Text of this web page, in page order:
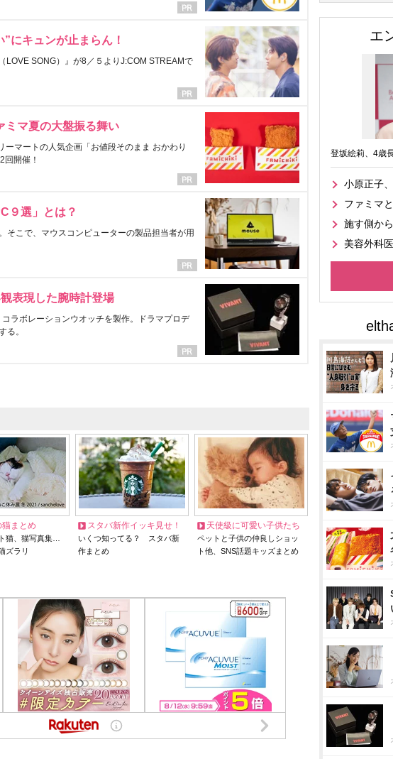
にキュンが止まらん！
LOVE SONG）』が8／５よりJ:COM STREAMで
ミマ夏の大盤振る舞い
マートの人気企画「お値段そのまま おかわり
開催！
９選」とは？
そこで、マウスコンピューターの製品担当者が用
表現した腕時計登場
ラボレーションウオッチを製作。ドラマプロデ
る。
まとめ
猫、猫写真集…
ズラリ
スタバ新作イッキ見せ！
いくつ知ってる？ スタバ新
作まとめ
天使級に可愛い子供たち
ペットと子供の仲良しショッ
ト他、SNS話題キッズまとめ
エ
登坂絵莉、4歳
小原正子
ファミマ
施す側か
美容外科